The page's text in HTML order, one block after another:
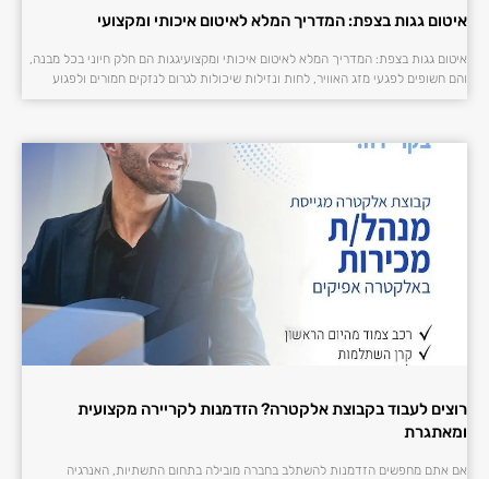
איטום גגות בצפת: המדריך המלא לאיטום איכותי ומקצועי
איטום גגות בצפת: המדריך המלא לאיטום איכותי ומקצועיגגות הם חלק חיוני בכל מבנה,
והם חשופים לפגעי מזג האוויר, לחות ונזילות שיכולות לגרום לנזקים חמורים ולפגוע
רוצים לעבוד בקבוצת אלקטרה? הזדמנות לקריירה מקצועית
ומאתגרת
אם אתם מחפשים הזדמנות להשתלב בחברה מובילה בתחום התשתיות, האנרגיה